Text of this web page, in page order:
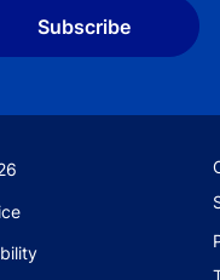
Subscribe